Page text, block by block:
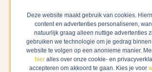
BIO
91
Deze website maakt gebruik van cookies.
content en advertenties personaliseren,
natuurlijk graag alleen nuttige advertenties
gebruiken we technologie om je gedrag
website te volgen op een anonieme manier.
hier alles over onze cookie- en
accepteren om akkoord te gaan. Kies je voor